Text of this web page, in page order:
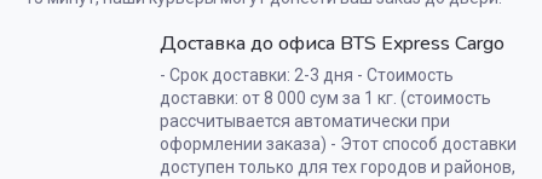
Доставка до офиса BTS Express Cargo
- Срок доставки: 2-3 дня - Стоимость
доставки: от 8 000 сум за 1 кг. (стоимость
рассчитывается автоматически при
оформлении заказа) - Этот способ доставки
доступен только для тех городов и районов,